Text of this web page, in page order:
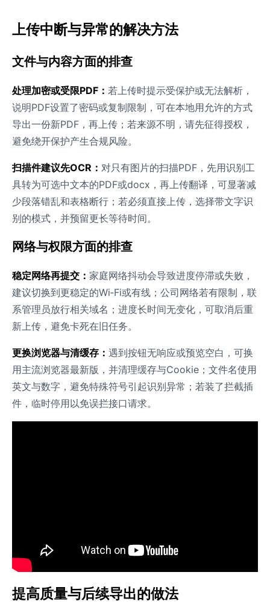
上传中断与异常的解决方法
文件与内容方面的排查
处理加密或受限PDF： 若上传时提示受保护或无法解析，
说明PDF设置了密码或复制限制，可在本地用允许的方式
导出一份新PDF，再上传；若来源不明，请先征得授权，
避免绕开保护产生合规风险。
扫描件建议先OCR： 对只有图片的扫描PDF，先用识别工
具转为可选中文本的PDF或docx，再上传翻译，可显著减
少段落错乱和表格断行；若必须直接上传，选择带文字识
别的模式，并预留更长等待时间。
网络与权限方面的排查
稳定网络再提交： 家庭网络抖动会导致进度停滞或失败，
建议切换到更稳定的Wi‑Fi或有线；公司网络若有限制，联
系管理员放行相关域名；进度长时间无变化，可取消后重
新上传，避免卡死在旧任务。
更换浏览器与清缓存： 遇到按钮无响应或预览空白，可换
用主流浏览器最新版，并清理缓存与Cookie；文件名使用
英文与数字，避免特殊符号引起识别异常；若装了拦截插
件，临时停用以免误拦接口请求。
提高质量与后续导出的做法